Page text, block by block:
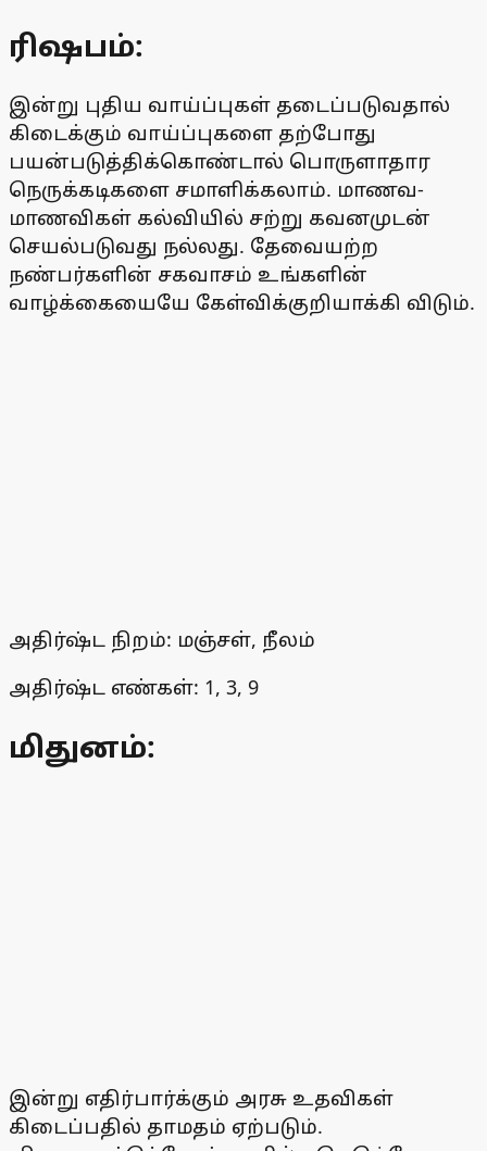
ரிஷபம்:
இன்று புதிய வாய்ப்புகள் தடைப்படுவதால்
கிடைக்கும் வாய்ப்புகளை தற்போது
பயன்படுத்திக்கொண்டால் பொருளாதார
நெருக்கடிகளை சமாளிக்கலாம். மாணவ-
மாணவிகள் கல்வியில் சற்று கவனமுடன்
செயல்படுவது நல்லது. தேவையற்ற
நண்பர்களின் சகவாசம் உங்களின்
வாழ்க்கையையே கேள்விக்குறியாக்கி விடும்.
அதிர்ஷ்ட நிறம்: மஞ்சள், நீலம்
அதிர்ஷ்ட எண்கள்: 1, 3, 9
மிதுனம்:
இன்று எதிர்பார்க்கும் அரசு உதவிகள்
கிடைப்பதில் தாமதம் ஏற்படும்.